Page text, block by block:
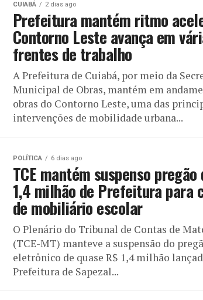
CUIABÁ 2 dias ago
Prefeitura mantém ritmo
Contorno Leste avança em
frentes de trabalho
A Prefeitura de Cuiabá, por meio da
Municipal de Obras, mantém em
obras do Contorno Leste, uma das
intervenções de mobilidade urbana...
POLÍTICA 6 dias ago
TCE mantém suspenso pregão
1,4 milhão de Prefeitura para
de mobiliário escolar
O Plenário do Tribunal de Contas de
(TCE-MT) manteve a suspensão do
eletrônico de quase R$ 1,4 milhão
Prefeitura de Sapezal...